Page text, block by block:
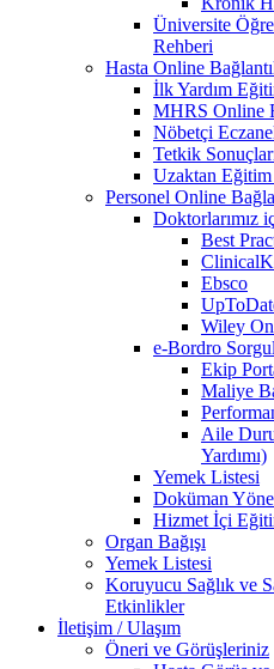
Üniversite
Rehberi
Hasta Online
İlk Yardım
MHRS Online
Nöbetçi
Tetkik
Uzaktan
Personel Online
Doktorlarımız
Best
Ebsco
Wiley
e-Bordro
Ekip
Maliye
Aile
Yardımı)
Yemek Listesi
Doküman
Hizmet İçi
Organ Bağışı
Yemek Listesi
Koruyucu Sağlık ve
Etkinlikler
İletişim / Ulaşım
Öneri ve Görüşleriniz